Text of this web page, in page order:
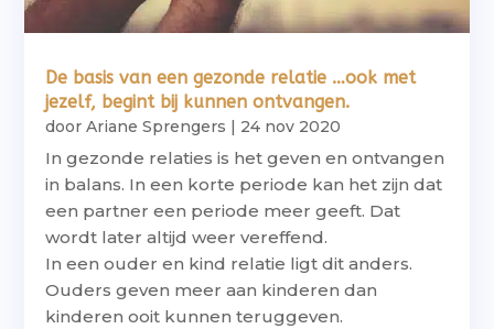
De basis van een gezonde relatie …ook met
jezelf, begint bij kunnen ontvangen.
doorAriane Sprengers 24 nov 2020
In gezonde relaties is het geven en ontvangen
in balans. In een korte periode kan het zijn dat
een partner een periode meer geeft. Dat
wordt later altijd weer vereffend.
In een ouder en kind relatie ligt dit anders.
Ouders geven meer aan kinderen dan
kinderen ooit kunnen teruggeven.